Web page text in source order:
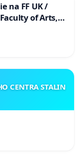
na FF UK /
of Arts,
CENTRA STALIN